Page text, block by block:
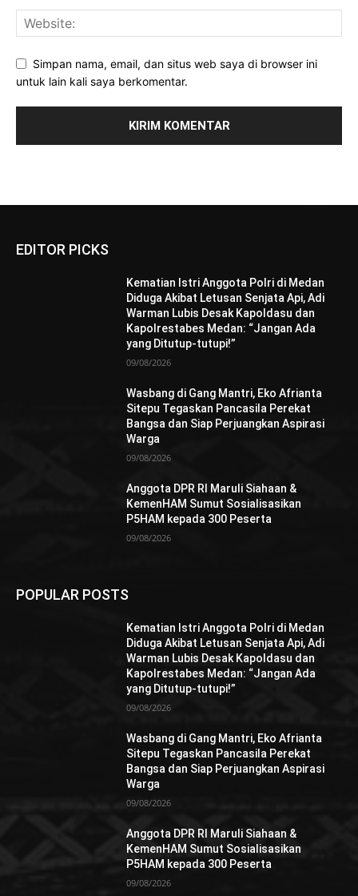
Simpan nama, email, dan situs web saya di browser ini
untuk lain kali saya berkomentar.
EDITOR PICKS
Kematian Istri Anggota Polri di Medan
Diduga Akibat Letusan Senjata Api, Adi
Warman Lubis Desak Kapoldasu dan
Kapolrestabes Medan: “Jangan Ada
yang Ditutup-tutupi!”
09/08/2026
Wasbang di Gang Mantri, Eko Afrianta
Sitepu Tegaskan Pancasila Perekat
Bangsa dan Siap Perjuangkan Aspirasi
Warga
09/08/2026
Anggota DPR RI Maruli Siahaan &
KemenHAM Sumut Sosialisasikan
P5HAM kepada 300 Peserta
09/08/2026
POPULAR POSTS
Kematian Istri Anggota Polri di Medan
Diduga Akibat Letusan Senjata Api, Adi
Warman Lubis Desak Kapoldasu dan
Kapolrestabes Medan: “Jangan Ada
yang Ditutup-tutupi!”
09/08/2026
Wasbang di Gang Mantri, Eko Afrianta
Sitepu Tegaskan Pancasila Perekat
Bangsa dan Siap Perjuangkan Aspirasi
Warga
09/08/2026
Anggota DPR RI Maruli Siahaan &
KemenHAM Sumut Sosialisasikan
P5HAM kepada 300 Peserta
09/08/2026